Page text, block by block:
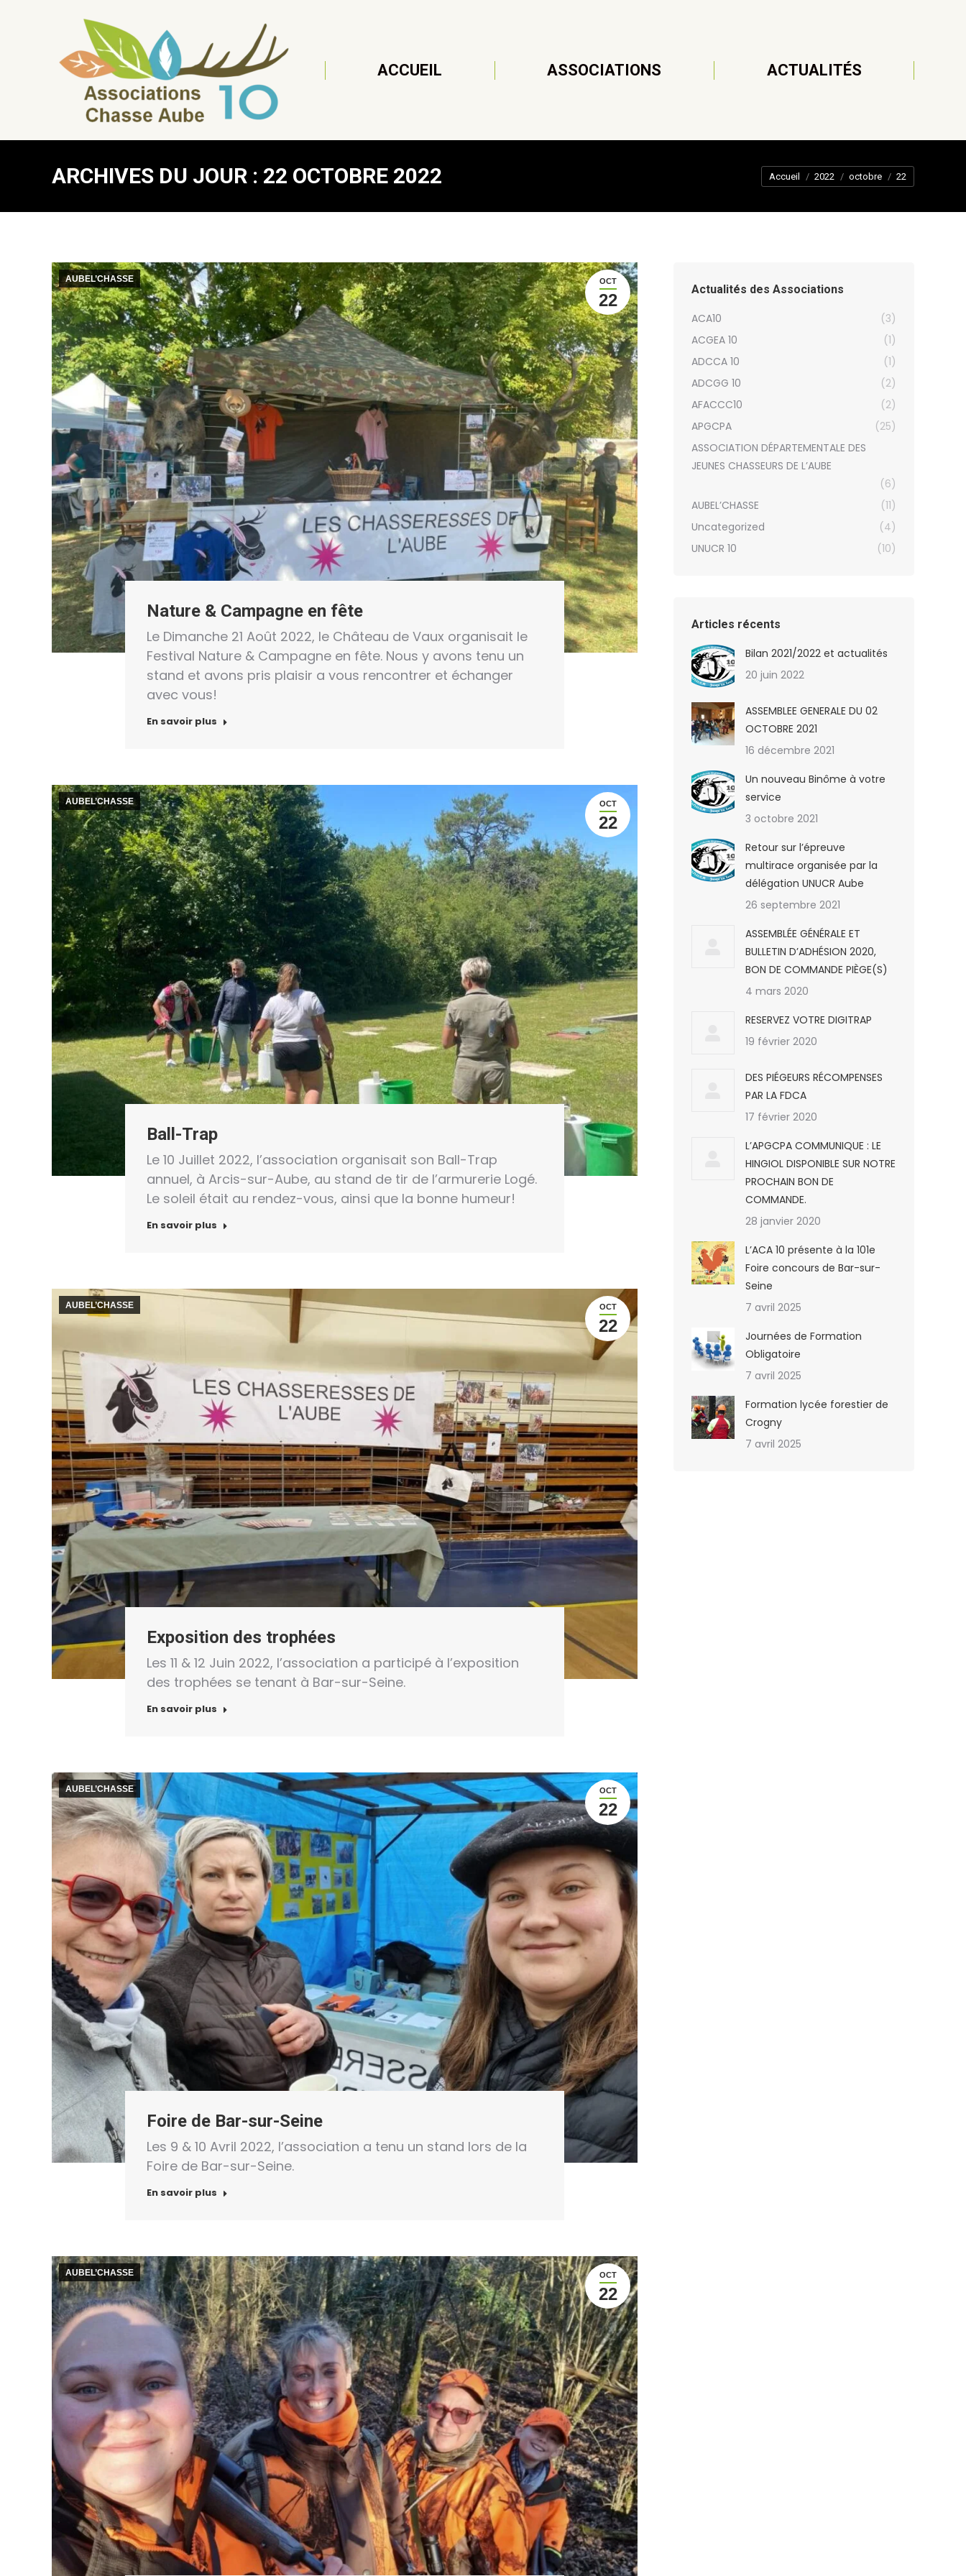
ACCUEIL ASSOCIATIONS ACTUALITÉS
ARCHIVES DU JOUR : 22 OCTOBRE 2022 Vous êtes ici :
Accueil 2022 octobre 22
OCT
22
AUBEL’CHASSE
Nature & Campagne en fête
Le Dimanche 21 Août 2022, le Château de Vaux organisait le
Festival Nature & Campagne en fête. Nous y avons tenu un
stand et avons pris plaisir a vous rencontrer et échanger
avec vous!
En savoir plus
OCT
22
AUBEL’CHASSE
Ball-Trap
Le 10 Juillet 2022, l’association organisait son Ball-Trap
annuel, à Arcis-sur-Aube, au stand de tir de l’armurerie Logé.
Le soleil était au rendez-vous, ainsi que la bonne humeur!
En savoir plus
OCT
22
AUBEL’CHASSE
Exposition des trophées
Les 11 & 12 Juin 2022, l’association a participé à l’exposition
des trophées se tenant à Bar-sur-Seine.
En savoir plus
OCT
22
AUBEL’CHASSE
Foire de Bar-sur-Seine
Les 9 & 10 Avril 2022, l’association a tenu un stand lors de la
Foire de Bar-sur-Seine.
En savoir plus
OCT
22
AUBEL’CHASSE
Actualités des Associations
ACA10
(3)
ACGEA 10
(1)
ADCCA 10
(1)
ADCGG 10
(2)
AFACCC10
(2)
APGCPA
(25)
ASSOCIATION DÉPARTEMENTALE DES
JEUNES CHASSEURS DE L’AUBE
(6)
AUBEL’CHASSE
(11)
Uncategorized
(4)
UNUCR 10
(10)
Articles récents
Bilan 2021/2022 et actualités
20 juin 2022
ASSEMBLEE GENERALE DU 02
OCTOBRE 2021
16 décembre 2021
Un nouveau Binôme à votre
service
3 octobre 2021
Retour sur l’épreuve
multirace organisée par la
délégation UNUCR Aube
26 septembre 2021
ASSEMBLÉE GÉNÉRALE ET
BULLETIN D’ADHÉSION 2020,
BON DE COMMANDE PIÈGE(S)
4 mars 2020
RESERVEZ VOTRE DIGITRAP
19 février 2020
DES PIÉGEURS RÉCOMPENSES
PAR LA FDCA
17 février 2020
L’APGCPA COMMUNIQUE : LE
HINGIOL DISPONIBLE SUR NOTRE
PROCHAIN BON DE
COMMANDE.
28 janvier 2020
L’ACA 10 présente à la 101e
Foire concours de Bar-sur-
Seine
7 avril 2025
Journées de Formation
Obligatoire
7 avril 2025
Formation lycée forestier de
Crogny
7 avril 2025